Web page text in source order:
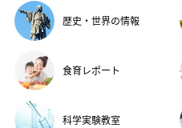
歴史・世界の情報
食育レポート
科学実験教室